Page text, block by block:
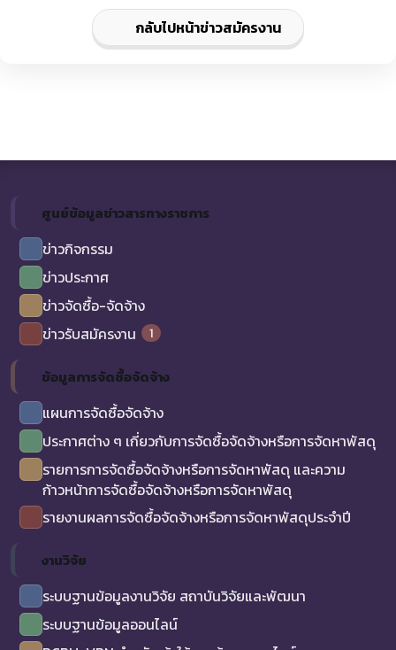
กลับไปหน้าข่าวสมัครงาน
ศูนย์ข้อมูลข่าวสารทางราชการ
ข่าวกิจกรรม
ข่าวประกาศ
ข่าวจัดซื้อ-จัดจ้าง
ข่าวรับสมัครงาน
1
ข้อมูลการจัดซื้อจัดจ้าง
แผนการจัดซื้อจัดจ้าง
ประกาศต่าง ๆ เกี่ยวกับการจัดซื้อจัดจ้างหรือการจัดหาพัสดุ
รายการการจัดซื้อจัดจ้างหรือการจัดหาพัสดุ และความ
ก้าวหน้าการจัดซื้อจัดจ้างหรือการจัดหาพัสดุ
รายงานผลการจัดซื้อจัดจ้างหรือการจัดหาพัสดุประจำปี
งานวิจัย
ระบบฐานข้อมูลงานวิจัย สถาบันวิจัยและพัฒนา
ระบบฐานข้อมูลออนไลน์